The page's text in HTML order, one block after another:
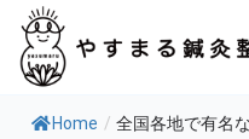
Home / 全国各地で有名